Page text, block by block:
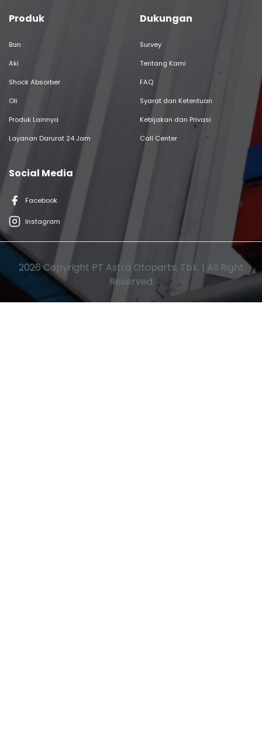
Produk
Ban
Aki
Shock Absorber
Oli
Produk Lainnya
Layanan Darurat 24 Jam
Dukungan
Survey
Tentang Kami
FAQ
Syarat dan Ketentuan
Kebijakan dan Privasi
Call Center
Social Media
Facebook
Instagram
2026 Copyright PT Astra Otoparts, Tbk. | All Right
Reserved